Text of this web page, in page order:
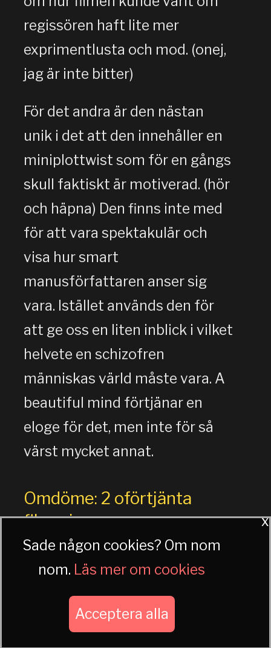
regissören haft lite mer
exprimentlusta och mod. (onej,
jag är inte bitter)
För det andra är den nästan
unik i det att den innehåller en
miniplottwist som för en gångs
skull faktiskt är motiverad. (hör
och häpna) Den finns inte med
för att vara spektakulär och
visa hur smart
manusförfattaren anser sig
vara. Istället används den för
att ge oss en liten inblick i vilket
helvete en schizofren
människas värld måste vara. A
beautiful mind förtjänar en
eloge för det, men inte för så
värst mycket annat.
Omdöme: 2 oförtjänta
filmpris
Copyright © 1999–2026 Reine Larsson -
all zombies reserved.
Sade någon cookies? Om nom
nom. Läs mer om cookies
Acceptera alla
x